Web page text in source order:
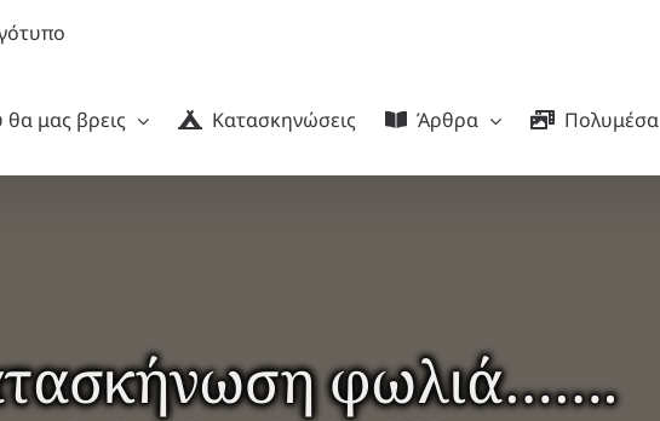
μας βρεις
Κατασκηνώσεις Άρθρα Πολυμέσα
φωλιά…….